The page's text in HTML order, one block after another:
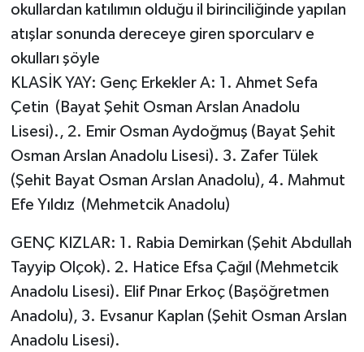
okullardan katılımın olduğu il birinciliğinde yapılan
atışlar sonunda dereceye giren sporcularv e
okulları şöyle
KLASİK YAY: Genç Erkekler A: 1. Ahmet Sefa
Çetin (Bayat Şehit Osman Arslan Anadolu
Lisesi)., 2. Emir Osman Aydoğmuş (Bayat Şehit
Osman Arslan Anadolu Lisesi). 3. Zafer Tülek
(Şehit Bayat Osman Arslan Anadolu), 4. Mahmut
Efe Yıldız (Mehmetcik Anadolu)
GENÇ KIZLAR: 1. Rabia Demirkan (Şehit Abdullah
Tayyip Olçok). 2. Hatice Efsa Çağıl (Mehmetcik
Anadolu Lisesi). Elif Pınar Erkoç (Başöğretmen
Anadolu), 3. Evsanur Kaplan (Şehit Osman Arslan
Anadolu Lisesi).